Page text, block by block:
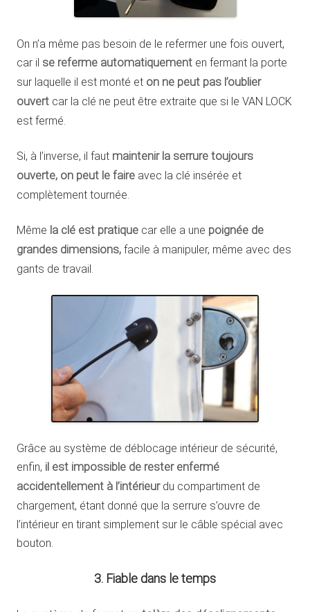
On n’a même pas besoin de le refermer une fois ouvert,
car il se referme automatiquement en fermant la porte
sur laquelle il est monté et on ne peut pas l’oublier
ouvert car la clé ne peut être extraite que si le VAN LOCK
est fermé.
Si, à l’inverse, il faut maintenir la serrure toujours
ouverte, on peut le faire avec la clé insérée et
complètement tournée.
Même la clé est pratique car elle a une poignée de
grandes dimensions, facile à manipuler, même avec des
gants de travail.
Grâce au système de déblocage intérieur de sécurité,
enfin, il est impossible de rester enfermé
accidentellement à l’intérieurdu compartiment de
chargement, étant donné que la serrure s’ouvre de
l’intérieur en tirant simplement sur le câble spécial avec
bouton.
3. Fiable dans le temps